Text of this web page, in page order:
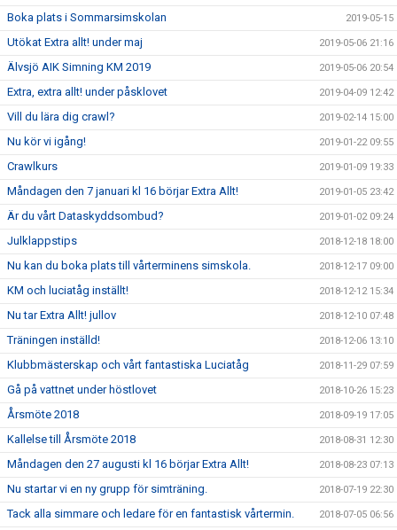
Boka plats i Sommarsimskolan 2019-05-15
Utökat Extra allt! under maj 2019-05-06 21:16
Älvsjö AIK Simning KM 2019 2019-05-06 20:54
Extra, extra allt! under påsklovet 2019-04-09 12:42
Vill du lära dig crawl? 2019-02-14 15:00
Nu kör vi igång! 2019-01-22 09:55
Crawlkurs 2019-01-09 19:33
Måndagen den 7 januari kl 16 börjar Extra Allt! 2019-01-05 23:42
Är du vårt Dataskyddsombud? 2019-01-02 09:24
Julklappstips 2018-12-18 18:00
Nu kan du boka plats till vårterminens simskola. 2018-12-17 09:00
KM och luciatåg inställt! 2018-12-12 15:34
Nu tar Extra Allt! jullov 2018-12-10 07:48
Träningen inställd! 2018-12-06 13:10
Klubbmästerskap och vårt fantastiska Luciatåg 2018-11-29 07:59
Gå på vattnet under höstlovet 2018-10-26 15:23
Årsmöte 2018 2018-09-19 17:05
Kallelse till Årsmöte 2018 2018-08-31 12:30
Måndagen den 27 augusti kl 16 börjar Extra Allt! 2018-08-23 07:13
Nu startar vi en ny grupp för simträning. 2018-07-19 22:30
Tack alla simmare och ledare för en fantastisk vårtermin. 2018-07-05 06:56